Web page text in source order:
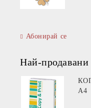
Абонирай се
Най-продавани
A4